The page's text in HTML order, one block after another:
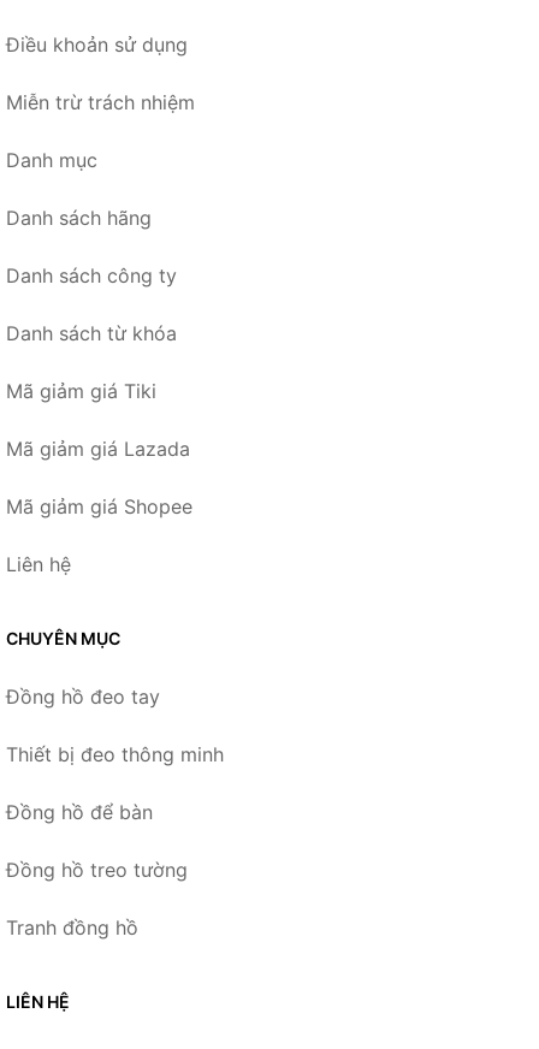
Điều khoản sử dụng
Miễn trừ trách nhiệm
Danh mục
Danh sách hãng
Danh sách công ty
Danh sách từ khóa
Mã giảm giá Tiki
Mã giảm giá Lazada
Mã giảm giá Shopee
Liên hệ
CHUYÊN MỤC
Đồng hồ đeo tay
Thiết bị đeo thông minh
Đồng hồ để bàn
Đồng hồ treo tường
Tranh đồng hồ
LIÊN HỆ